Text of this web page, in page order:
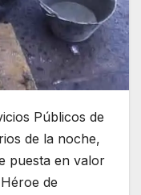
Públicos de
de la noche,
puesta en valor
de